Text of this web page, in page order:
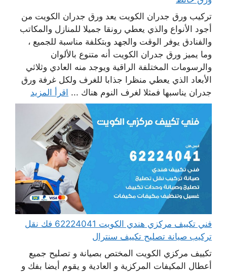
تركيب ورق جدران الكويت يعد ورق جدران الكويت من
أجود الأنواع والذي يعطي رونقا جميلا للمنازل والمكاتب
والفنادق يوفر الوقت والجهد وبتكلفة مناسبة للجميع ،
وما يميز ورق جدران الكويت أنه متنوع بالألوان
والرسومات المختلفة الراقية ويوجد منه العادي وثلاثي
الأبعاد الذي يعطي منظرا جذابا للغرف ولكل غرفة ورق
جدران يناسبها فمثلا لغرف النوم هناك ... اقرأ المزيد
فني تكييف مركزي هندي الكويت 62224041 فك نقل
تركيب صيانة تصليح تكييف سنترال
تكييف مركزي الكويت المختص بصيانة و تصليح جميع
أعطال المكيفات المركزية و العادية و يقوم أيضا بفك و